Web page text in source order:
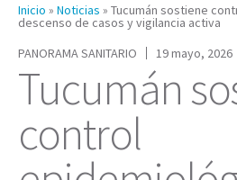
Inicio » Noticias » Tucumán sostiene
descenso de casos y vigilancia activa
PANORAMA SANITARIO
19 mayo, 2026
Tucumán
control